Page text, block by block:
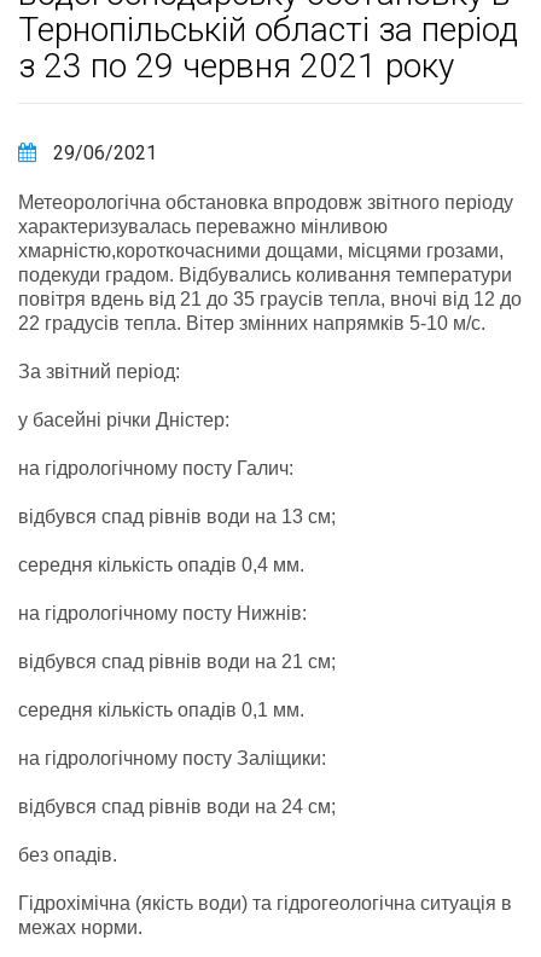
Тернопільській області за період
з 23 по 29 червня 2021 року
29/06/2021
Метеорологічна обстановка впродовж звітного періоду
характеризувалась переважно мінливою
хмарністю,короткочасними дощами, місцями грозами,
подекуди градом. Відбувались коливання температури
повітря вдень від 21 до 35 граусів тепла, вночі від 12 до
22 градусів тепла. Вітер змінних напрямків 5-10 м/с.
За звітний період:
у басейні річки Дністер:
на гідрологічному посту Галич:
відбувся спад рівнів води на 13 см;
середня кількість опадів 0,4 мм.
на гідрологічному посту Нижнів:
відбувся спад рівнів води на 21 см;
середня кількість опадів 0,1 мм.
на гідрологічному посту Заліщики:
відбувся спад рівнів води на 24 см;
без опадів.
Гідрохімічна (якість води) та гідрогеологічна ситуація в
межах норми.